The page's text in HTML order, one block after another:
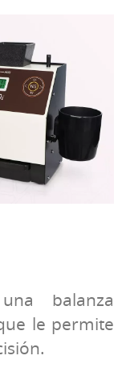
balanza
le permite